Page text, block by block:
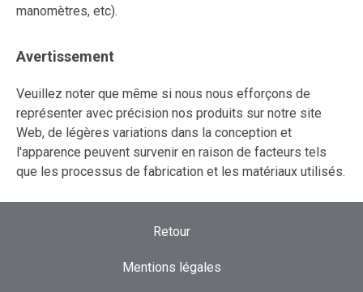
manomètres, etc).
Avertissement
Veuillez noter que même si nous nous efforçons de
représenter avec précision nos produits sur notre site
Web, de légères variations dans la conception et
l'apparence peuvent survenir en raison de facteurs tels
que les processus de fabrication et les matériaux utilisés.
Retour
Mentions légales